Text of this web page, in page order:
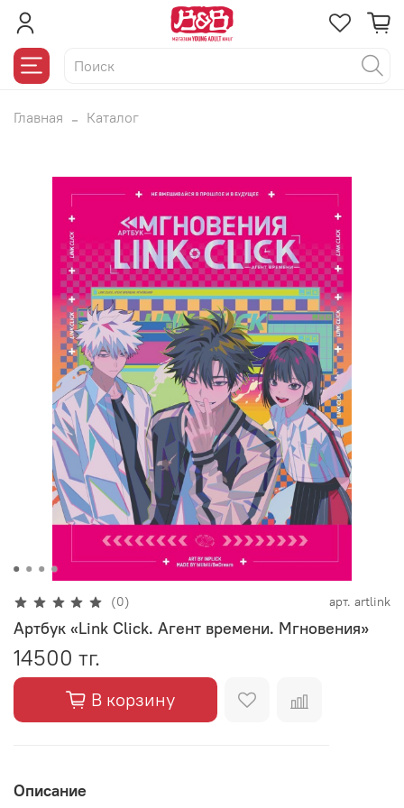
Главная Каталог
(0) арт. artlink
Артбук «Link Click. Агент времени. Мгновения»
14500 тг.
В корзину
Описание